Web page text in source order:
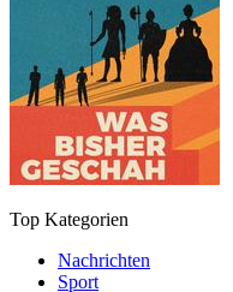
Top Kategorien
Nachrichten
Sport